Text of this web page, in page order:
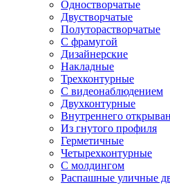
Одностворчатые
Двустворчатые
Полуторастворчатые
С фрамугой
Дизайнерские
Накладные
Трехконтурные
С видеонаблюдением
Двухконтурные
Внутреннего
Из гнутого профиля
Герметичные
Четырехконтурные
С молдингом
Распашные уличные